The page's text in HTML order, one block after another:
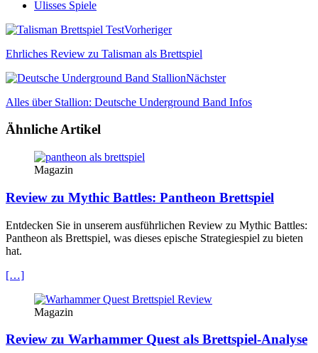
Ulisses Spiele
Vorheriger
Ehrliches Review zu Talisman als Brettspiel
Nächster
Alles über Stallion: Deutsche Underground Band Infos
Ähnliche Artikel
Magazin
Review zu Mythic Battles: Pantheon Brettspiel
Entdecken Sie in unserem ausführlichen Review zu Mythic Battles:
Pantheon als Brettspiel, was dieses epische Strategiespiel zu bieten
hat.
[…]
Magazin
Review zu Warhammer Quest als Brettspiel-Analyse